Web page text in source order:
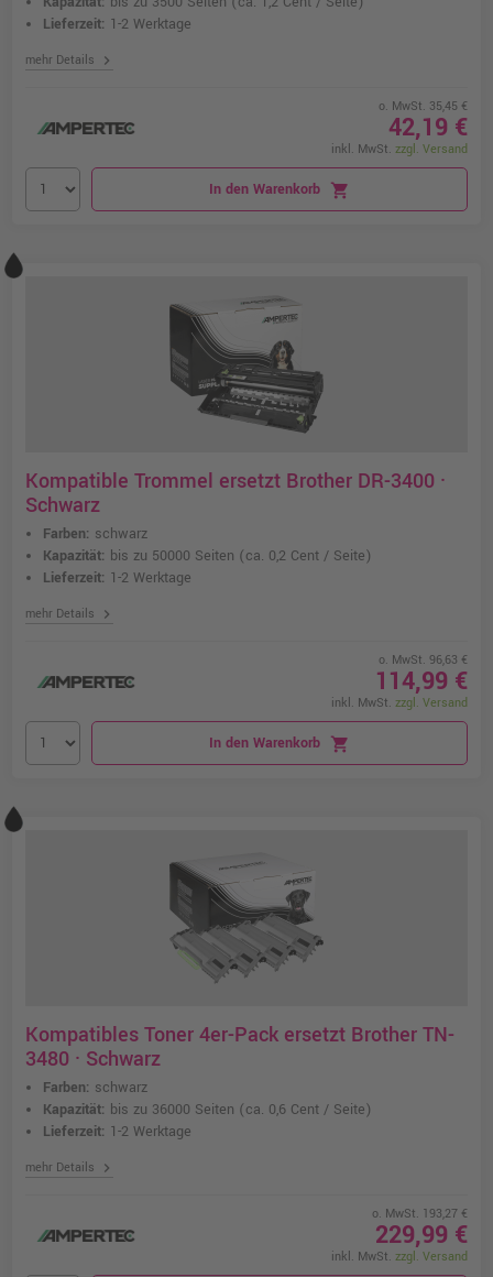
Lieferzeit: 1-2 Werktage
mehr Details chevron_right
o. MwSt. 35,45 €
42,19 €
inkl. MwSt. zzgl. Versand
In den Warenkorb shopping_cart
Kompatible Trommel ersetzt Brother DR-3400 ·
Schwarz
Farben: schwarz
Kapazität: bis zu 50000 Seiten (ca. 0,2 Cent / Seite)
Lieferzeit: 1-2 Werktage
mehr Details chevron_right
o. MwSt. 96,63 €
114,99 €
inkl. MwSt. zzgl. Versand
In den Warenkorb shopping_cart
Kompatibles Toner 4er-Pack ersetzt Brother TN-
3480 · Schwarz
Farben: schwarz
Kapazität: bis zu 36000 Seiten (ca. 0,6 Cent / Seite)
Lieferzeit: 1-2 Werktage
mehr Details chevron_right
o. MwSt. 193,27 €
229,99 €
inkl. MwSt. zzgl. Versand